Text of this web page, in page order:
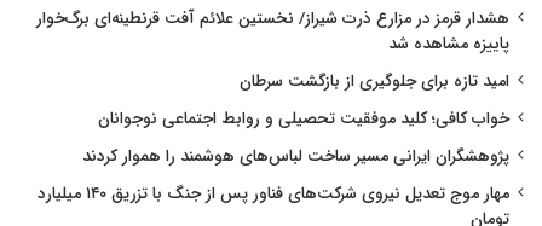
هشدار قرمز در مزارع ذرت شیراز/ نخستین علائم آفت قرنطینه‌ای برگ‌خوار
پاییزه مشاهده شد
امید تازه برای جلوگیری از بازگشت سرطان
خواب کافی؛ کلید موفقیت تحصیلی و روابط اجتماعی نوجوانان
پژوهشگران ایرانی مسیر ساخت لباس‌های هوشمند را هموار کردند
مهار موج تعدیل نیروی شرکت‌های فناور پس از جنگ با تزریق ۱۴۰ میلیارد
تومان